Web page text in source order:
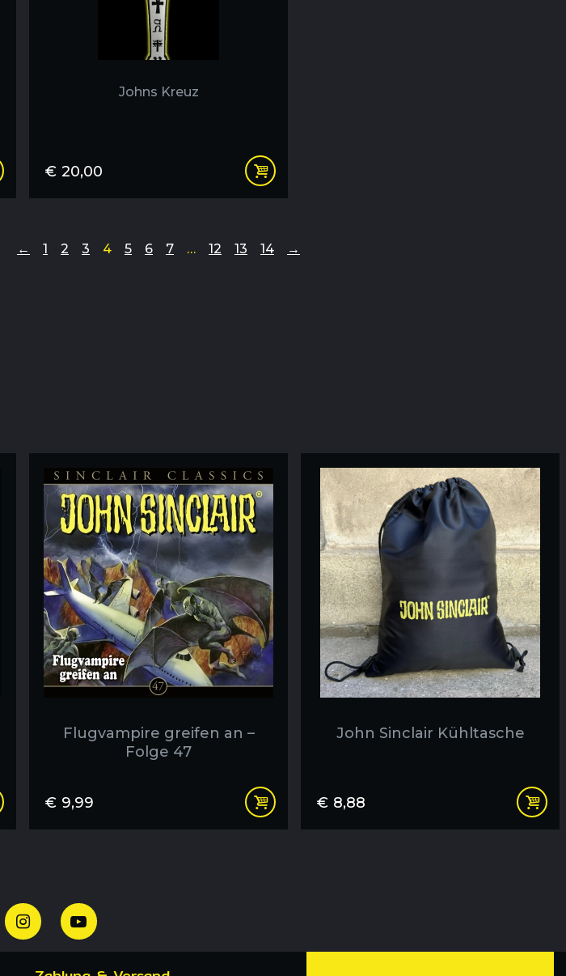
Johns Kreuz
€ 20,00
← 1 2 3 4 5 6 7 … 12 13 14 →
Flugvampire greifen an –
Folge 47
€ 9,99
John Sinclair Kühltasche
€ 8,88